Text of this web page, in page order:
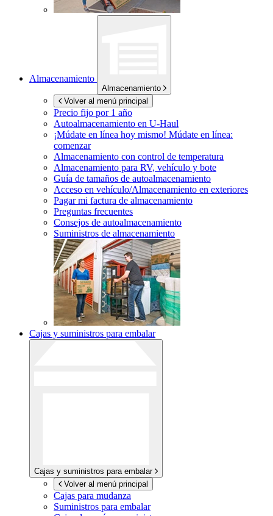
Almacenamiento
Almacenamiento
Volver al menú principal
Precio fijo por 1 año
Autoalmacenamiento en U-Haul
¡Múdate en línea hoy mismo! Múdate en línea:
comenzar
Almacenamiento con control de temperatura
Almacenamiento para RV, vehículo y bote
Guía de tamaños de autoalmacenamiento
Acceso en vehículo/Almacenamiento en exteriores
Pagar mi factura de almacenamiento
Preguntas frecuentes
Consejos de autoalmacenamiento
Suministros de almacenamiento
Cajas y suministros para embalar
Cajas y suministros para embalar
Volver al menú principal
Cajas para mudanza
Suministros para embalar